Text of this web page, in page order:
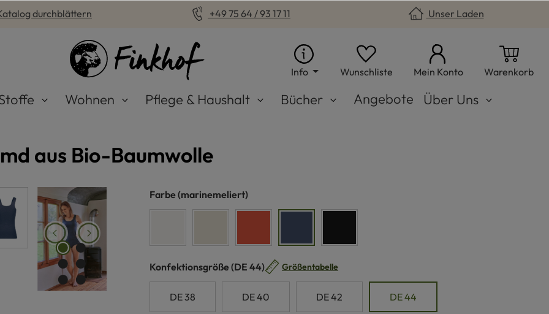
durchblättern +49 75 64 / 93 17 11 Unser Laden
Info Wunschliste Du hast 0 Produkte auf dem
Mein Konto Warenkorb
Wohnen Pflege & Haushalt Bücher Angebote Über Uns
aus Bio-Baumwolle
Farbe auswählen
(marinemeliert)
Konfektionsgröße auswählen
(DE 44) Größentabelle
DE 38 DE 40 DE 42 DE 44